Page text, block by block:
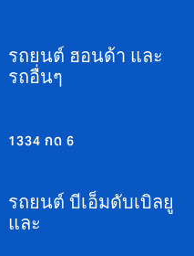
รถยนต์ ฮอนด้า และ
รถอื่นๆ
1334 กด 6
รถยนต์ บีเอ็มดับเบิลยู
และ